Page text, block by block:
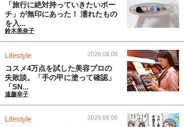
「旅行に絶対持っていきたいポー
チ」が無印にあった！ 濡れたもの
を入...
鈴木美奈子
Lifestyle 2026.08.06
コスメ4万点を試した美容プロの
失敗談。「手の甲に塗って確認」
「SN...
遠藤幸子
Lifestyle 2026.08.06